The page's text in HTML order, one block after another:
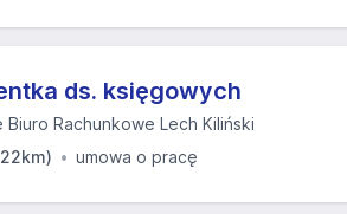
ds. księgowych
Rachunkowe Lech Kiliński
umowa o pracę